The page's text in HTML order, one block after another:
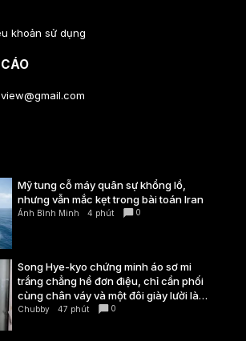
khoản sử dụng
Mỹ tung cỗ máy quân sự khổng lồ,
nhưng vẫn mắc kẹt trong bài toán Iran
Ánh Bình Minh 4 phút 0
Song Hye-kyo chứng minh áo sơ mi
trắng chẳng hề đơn điệu, chỉ cần phối
cùng chân váy và một đôi giày lười là
đã đủ thanh lịch, sành điệu
Chubby 47 phút 0